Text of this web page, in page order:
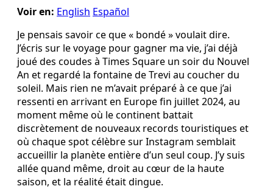
Voir en: English Español
Je pensais savoir ce que « bondé » voulait dire.
J’écris sur le voyage pour gagner ma vie, j’ai déjà
joué des coudes à Times Square un soir du Nouvel
An et regardé la fontaine de Trevi au coucher du
soleil. Mais rien ne m’avait préparé à ce que j’ai
ressenti en arrivant en Europe fin juillet 2024, au
moment même où le continent battait
discrètement de nouveaux records touristiques et
où chaque spot célèbre sur Instagram semblait
accueillir la planète entière d’un seul coup. J’y suis
allée quand même, droit au cœur de la haute
saison, et la réalité était dingue.